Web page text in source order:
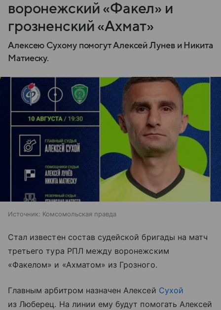
воронежский «Факел» и
грозненский «Ахмат»
Алексею Сухому помогут Алексей Лунев и Никита
Матиеску.
Источник: Комсомольская правда
Стал известен состав судейской бригады на матч
третьего тура РПЛ между воронежским
«Факелом» и «Ахматом» из Грозного.
Главным арбитром назначен Алексей Сухой
из Люберец. На линии ему будут помогать Алексей